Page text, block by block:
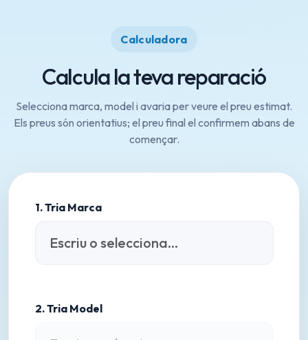
Calculadora
Calcula la teva reparació
Selecciona marca, model i avaria per veure el preu estimat.
Els preus són orientatius; el preu final el confirmem abans de
començar.
1. Tria Marca
2. Tria Model